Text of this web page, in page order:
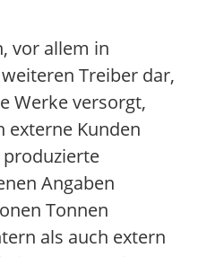
vor allem in
Treiber dar,
Werke versorgt,
externe Kunden
Angaben
Tonnen
als auch extern